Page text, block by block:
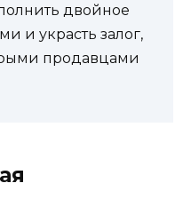
двойное
и украсть залог,
продавцами